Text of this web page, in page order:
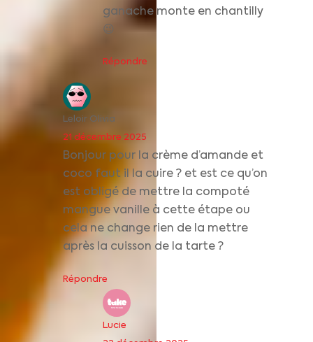
ganache monte en chantilly
😉
Répondre
Leloir Olivia
21 décembre 2025
Bonjour pour la crème d’amande et
coco faut il la cuire ? et est ce qu’on
est obligé de mettre la compoté
mangue vanille à cette étape ou
cela ne change rien de la mettre
après la cuisson de la tarte ?
Répondre
Lucie